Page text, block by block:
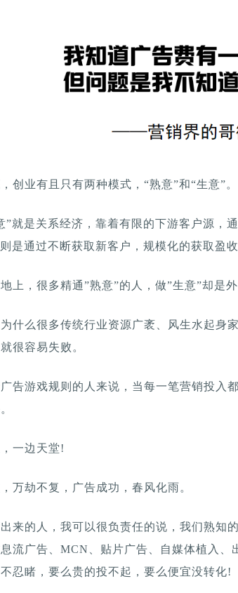
创业有且只有两种模式，“熟意”和“生意”。
”就是关系经济，靠着有限的下游客户源，
是通过不断获取新客户，规模化的获取盈收
上，很多精通”熟意”的人，做”生意”却是外
什么很多传统行业资源广袤、风生水起身
很容易失败。
告游戏规则的人来说，当每一笔营销投入
一边天堂!
万劫不复，广告成功，春风化雨。
来的人，我可以很负责任的说，我们熟知
流广告、MCN、贴片广告、自媒体植入、
忍睹，要么贵的投不起，要么便宜没转化!